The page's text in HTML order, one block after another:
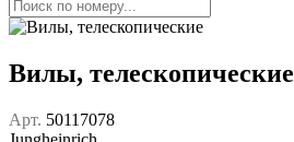
Вилы, телескопические
Арт. 50117078